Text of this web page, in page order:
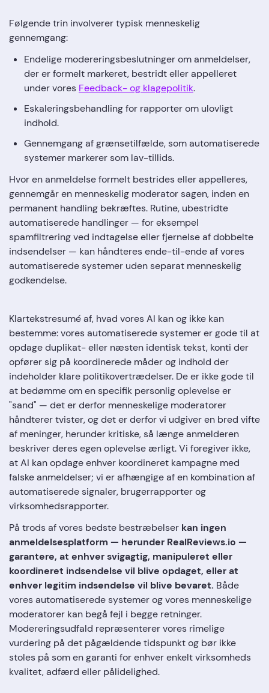
Følgende trin involverer typisk menneskelig
gennemgang:
Endelige modereringsbeslutninger om anmeldelser,
der er formelt markeret, bestridt eller appelleret
under vores Feedback- og klagepolitik.
Eskaleringsbehandling for rapporter om ulovligt
indhold.
Gennemgang af grænsetilfælde, som automatiserede
systemer markerer som lav-tillids.
Hvor en anmeldelse formelt bestrides eller appelleres,
gennemgår en menneskelig moderator sagen, inden en
permanent handling bekræftes. Rutine, ubestridte
automatiserede handlinger — for eksempel
spamfiltrering ved indtagelse eller fjernelse af dobbelte
indsendelser — kan håndteres ende-til-ende af vores
automatiserede systemer uden separat menneskelig
godkendelse.
Klartekstresumé af, hvad vores AI kan og ikke kan
bestemme: vores automatiserede systemer er gode til at
opdage duplikat- eller næsten identisk tekst, konti der
opfører sig på koordinerede måder og indhold der
indeholder klare politikovertrædelser. De er ikke gode til
at bedømme om en specifik personlig oplevelse er
"sand" — det er derfor menneskelige moderatorer
håndterer tvister, og det er derfor vi udgiver en bred vifte
af meninger, herunder kritiske, så længe anmelderen
beskriver deres egen oplevelse ærligt. Vi foregiver ikke,
at AI kan opdage enhver koordineret kampagne med
falske anmeldelser; vi er afhængige af en kombination af
automatiserede signaler, brugerrapporter og
virksomhedsrapporter.
På trods af vores bedste bestræbelser kan ingen
anmeldelsesplatform — herunder RealReviews.io —
garantere, at enhver svigagtig, manipuleret eller
koordineret indsendelse vil blive opdaget, eller at
enhver legitim indsendelse vil blive bevaret. Både
vores automatiserede systemer og vores menneskelige
moderatorer kan begå fejl i begge retninger.
Modereringsudfald repræsenterer vores rimelige
vurdering på det pågældende tidspunkt og bør ikke
stoles på som en garanti for enhver enkelt virksomheds
kvalitet, adfærd eller pålidelighed.